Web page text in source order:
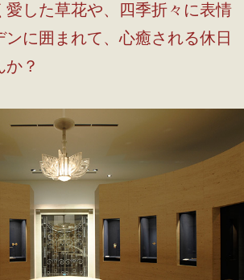
愛した草花や、四季折々に表情
ンに囲まれて、心癒される休日
か？